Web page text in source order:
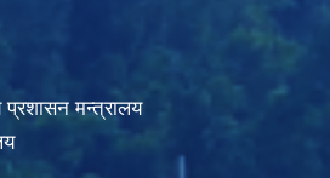
प्रशासन मन्त्रालय